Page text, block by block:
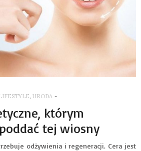
, URODA -
którym
tej wiosny
odżywienia i regeneracji. Cera jest